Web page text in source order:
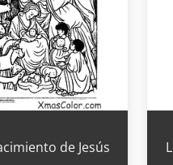
de Jesús